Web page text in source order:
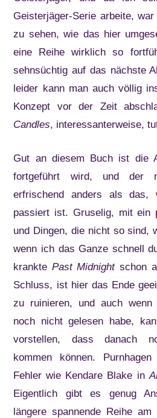
Geisterjäger-Serie arbeite,
zu sehen, wie das hier
eine Reihe wirklich so
sehnsüchtig auf das nächste
leider kann man auch völlig
Konzept vor der Zeit
Candles, interessanterweise,
Gut an diesem Buch ist die
fortgeführt wird, und der
erfrischend anders als das,
passiert ist. Gruselig, mit ein
und Dingen, die nicht so sind,
wenn ich das Ganze schnell
krankte Past Midnightschon
Schluss, ist hier das Ende
zu ruinieren, und auch
noch nicht gelesen habe,
vorstellen, dass danach
kommen können.
Fehler wie Kendare Blake in
Eigentlich gibt es genug
längere spannende Reihe